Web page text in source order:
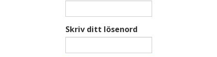
Skriv ditt lösenord